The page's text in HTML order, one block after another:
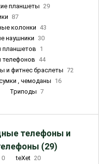
планшеты
29
87
колонки 43
наушники
30
планшетов 1
телефонов 44
и фитнес браслеты 72
, чемоданы 16
Триподы 7
телефоны и
(29)
0 teXet 20